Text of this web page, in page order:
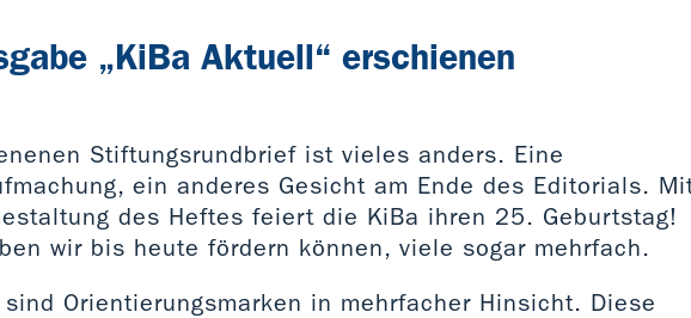
„KiBa Aktuell“ erschienen
Stiftungsrundbrief ist vieles anders. Eine
ein anderes Gesicht am Ende des Editorials.
des Heftes feiert die KiBa ihren 25. Geburtstag!
wir bis heute fördern können, viele sogar mehrfach.
Orientierungsmarken in mehrfacher Hinsicht. Diese